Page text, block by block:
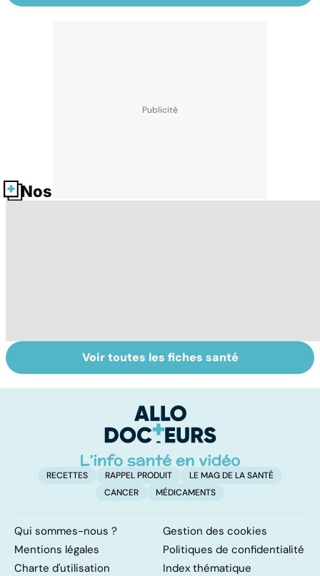
Nos fiches santé
L'avortement :
quels délais,
Gynéco : un suivi
pour la vie
Voir toutes les fiches santé
RECETTES RAPPEL PRODUIT
LE MAG DE LA SANTÉ
CANCER
MÉDICAMENTS
Qui sommes-nous ?
Gestion des cookies
Mentions légales
Politiques de confidentialité
Charte d'utilisation
Index thématique